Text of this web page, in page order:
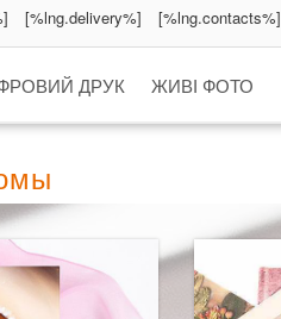
[%lng.delivery%] [%lng.contacts%]
ДРУК ЖИВІ ФОТО